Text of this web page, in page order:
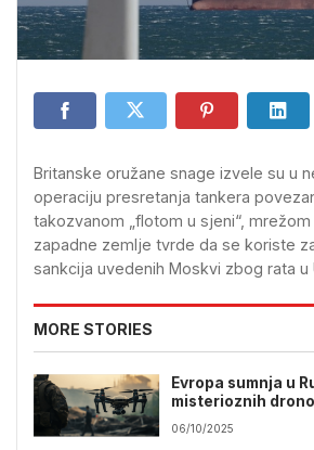
Britanske oružane snage izvele su u
operaciju presretanja tankera
takozvanom „flotom u sjeni“,
zapadne zemlje tvrde da se koriste
sankcija uvedenih Moskvi zbog rata u
MORE STORIES
Evropa sumnja u
misterioznih
06/10/2025